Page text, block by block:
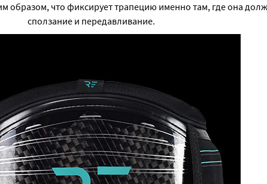
образом, что фиксирует трапецию именно там, где она
сползание и передавливание.